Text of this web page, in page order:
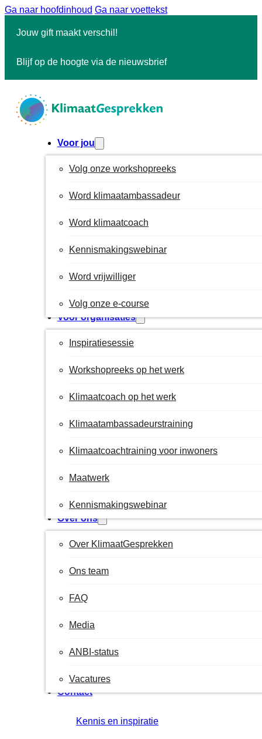
Ga naar hoofdinhoud Ga naar voettekst
Jouw gift maakt verschil!
Blijf op de hoogte via de nieuwsbrief
Voor jou
Volg onze workshopreeks
Word klimaatambassadeur
Word klimaatcoach
Kennismakingswebinar
Word vrijwilliger
Volg onze e-course
Voor organisaties
Inspiratiesessie
Workshopreeks op het werk
Klimaatcoach op het werk
Klimaatambassadeurstraining
Klimaatcoachtraining voor inwoners
Maatwerk
Kennismakingswebinar
Over ons
Over KlimaatGesprekken
Ons team
FAQ
Media
ANBI-status
Vacatures
Contact
Kennis en inspiratie